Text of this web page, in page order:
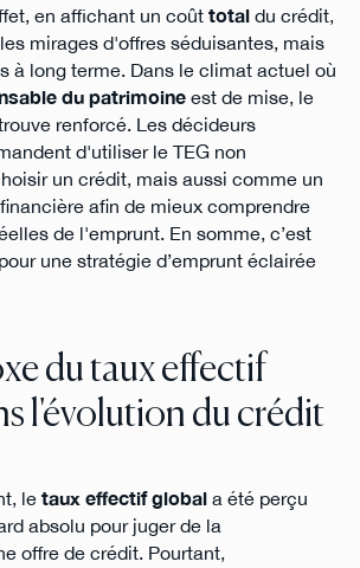
en affichant un coût totaldu crédit,
mirages d'offres séduisantes, mais
à long terme. Dans le climat actuel où
du patrimoineest de mise, le
renforcé. Les décideurs
d'utiliser le TEG non
un crédit, mais aussi comme un
afin de mieux comprendre
de l'emprunt. En somme, c’est
une stratégie d’emprunt éclairée
du taux effectif
l'évolution du crédit
le taux effectif globala été perçu
absolu pour juger de la
offre de crédit. Pourtant,